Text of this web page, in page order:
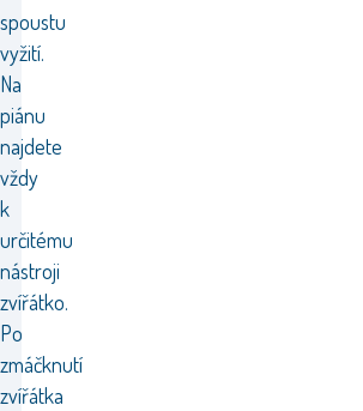
spoustu
vyžití.
Na
piánu
najdete
vždy
k
určitému
nástroji
zvířátko.
Po
zmáčknutí
zvířátka